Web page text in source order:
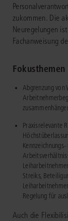
zukommen. Die
Neuregelungen
Fachanweisung
Abgrenzung von
Praxisrelevante
Streiks,
Regelung für
Auch die